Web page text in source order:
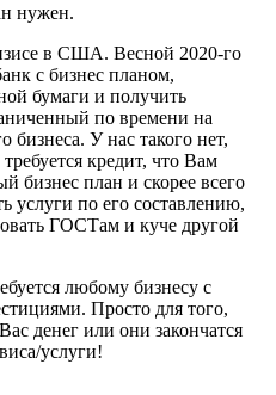
нужен.
в США. Весной 2020-го
с бизнес планом,
бумаги и получить
по времени на
бизнеса. У нас такого нет,
кредит, что Вам
бизнес план и скорее всего
услуги по его составлению,
ГОСТам и куче другой
любому бизнесу с
Просто для того,
денег или они закончатся
услуги!